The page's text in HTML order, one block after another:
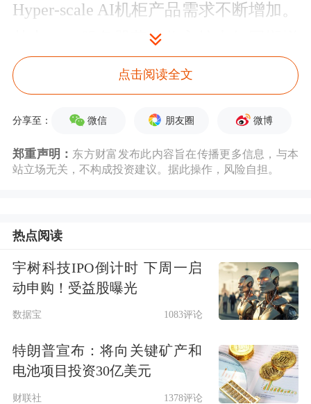
Hyper-scale AI机柜产品需求不断增加。
其中，AI服务器营业收入较去年同期增
长超过60%，云服务商服务器的营业收
入较去年同期增长超过1.5倍。
驱动下，公司产品结构持续改善，二季
工业富联近期股价表现强势，上周四股
价更是收获涨停，成交额明显放大。自
4月9日以来，工业富联股价累计反弹超
55.31%，最新市值规模4762亿元。
点击阅读全文
分享至： 微信 朋友圈 微博
郑重声明： 东方财富发布此内容旨在传播更多信息，与本
站立场无关，不构成投资建议。据此操作，风险自担。
热点阅读
宇树科技IPO倒计时 下周一启
动申购！受益股曝光
数据宝 1083评论
特朗普宣布：将向关键矿产和
电池项目投资30亿美元
财联社 1378评论